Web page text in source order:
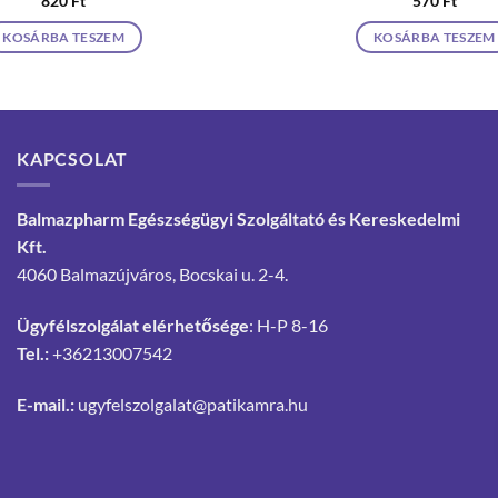
KOSÁRBA TESZEM KOSÁRBA TESZEM
KAPCSOLAT
Balmazpharm Egészségügyi Szolgáltató és Kereskedelmi
Kft.
4060 Balmazújváros, Bocskai u. 2-4.
Ügyfélszolgálat elérhetősége: H-P 8-16
Tel.:+36213007542
E-mail.: ugyfelszolgalat@patikamra.hu